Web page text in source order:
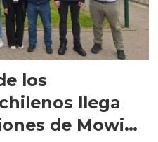
los
llega
de Mowi